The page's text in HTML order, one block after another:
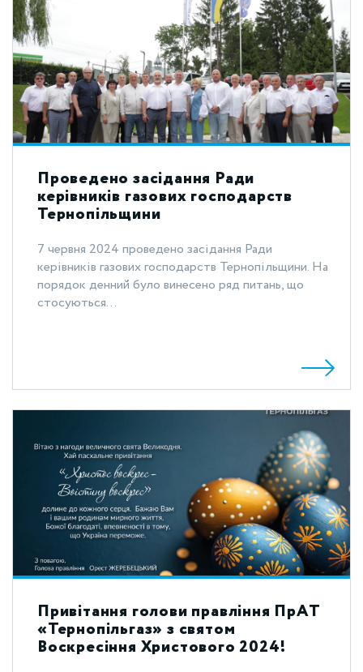
Проведено засідання Ради
керівників газових господарств
Тернопільщини
7 червня 2024 проведено засідання Ради
керівників газових господарств Тернопільщини. На
порядок денний було винесено ряд питань, що
стосуються...
Привітання голови правління ПрАТ
«Тернопільгаз» з святом
Воскресіння Христового 2024!